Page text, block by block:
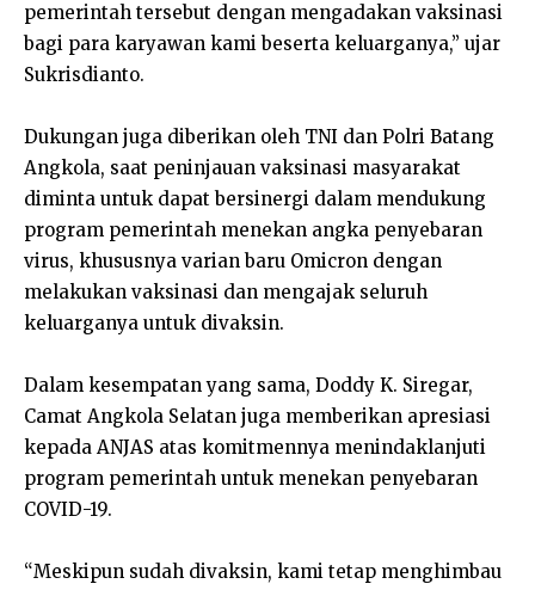
pemerintah tersebut dengan mengadakan vaksinasi
bagi para karyawan kami beserta keluarganya,” ujar
Sukrisdianto.
Dukungan juga diberikan oleh TNI dan Polri Batang
Angkola, saat peninjauan vaksinasi masyarakat
diminta untuk dapat bersinergi dalam mendukung
program pemerintah menekan angka penyebaran
virus, khususnya varian baru Omicron dengan
melakukan vaksinasi dan mengajak seluruh
keluarganya untuk divaksin.
Dalam kesempatan yang sama, Doddy K. Siregar,
Camat Angkola Selatan juga memberikan apresiasi
kepada ANJAS atas komitmennya menindaklanjuti
program pemerintah untuk menekan penyebaran
COVID-19.
“Meskipun sudah divaksin, kami tetap menghimbau